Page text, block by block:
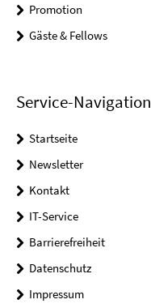
Promotion
Gäste & Fellows
Service-Navigation
Startseite
Newsletter
Kontakt
IT-Service
Barrierefreiheit
Datenschutz
Impressum